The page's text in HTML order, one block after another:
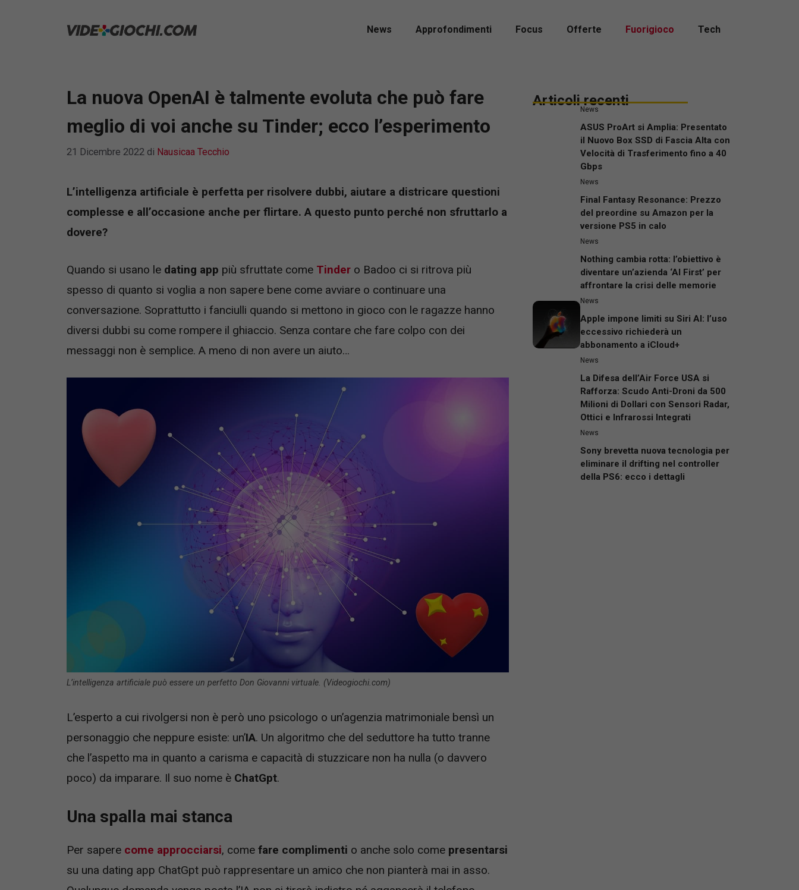
News Approfondimenti Focus Offerte Fuorigioco Tech
La nuova OpenAI è talmente evoluta che può fare
meglio di voi anche su Tinder; ecco l’esperimento
21 Dicembre 2022 di Nausicaa Tecchio
L’intelligenza artificiale è perfetta per risolvere dubbi, aiutare a districare questioni
complesse e all’occasione anche per flirtare. A questo punto perché non sfruttarlo a
dovere?
Quando si usano le dating app più sfruttate come Tinder o Badoo ci si ritrova più
spesso di quanto si voglia a non sapere bene come avviare o continuare una
conversazione. Soprattutto i fanciulli quando si mettono in gioco con le ragazze hanno
diversi dubbi su come rompere il ghiaccio. Senza contare che fare colpo con dei
messaggi non è semplice. A meno di non avere un aiuto…
L’intelligenza artificiale può essere un perfetto Don Giovanni virtuale. (Videogiochi.com)
L’esperto a cui rivolgersi non è però uno psicologo o un’agenzia matrimoniale bensì un
personaggio che neppure esiste: un’IA. Un algoritmo che del seduttore ha tutto tranne
che l’aspetto ma in quanto a carisma e capacità di stuzzicare non ha nulla (o davvero
poco) da imparare. Il suo nome è ChatGpt.
Una spalla mai stanca
Per sapere come approcciarsi, come fare complimenti o anche solo come presentarsi
su una dating app ChatGpt può rappresentare un amico che non pianterà mai in asso.
Articoli recenti
News
ASUS ProArt si Amplia: Presentato
il Nuovo Box SSD di Fascia Alta con
Velocità di Trasferimento fino a 40
Gbps
News
Final Fantasy Resonance: Prezzo
del preordine su Amazon per la
versione PS5 in calo
News
Nothing cambia rotta: l’obiettivo è
diventare un’azienda ‘AI First’ per
affrontare la crisi delle memorie
News
Apple impone limiti su Siri AI: l’uso
eccessivo richiederà un
abbonamento a iCloud+
News
La Difesa dell’Air Force USA si
Rafforza: Scudo Anti-Droni da 500
Milioni di Dollari con Sensori Radar,
Ottici e Infrarossi Integrati
News
Sony brevetta nuova tecnologia per
eliminare il drifting nel controller
della PS6: ecco i dettagli